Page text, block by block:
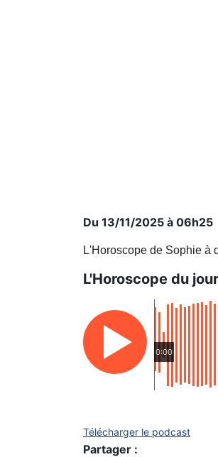
Du 13/11/2025 à 06h25
L'Horoscope de Sophie à
L'Horoscope du jour
0:00
Télécharger le podcast
Partager :